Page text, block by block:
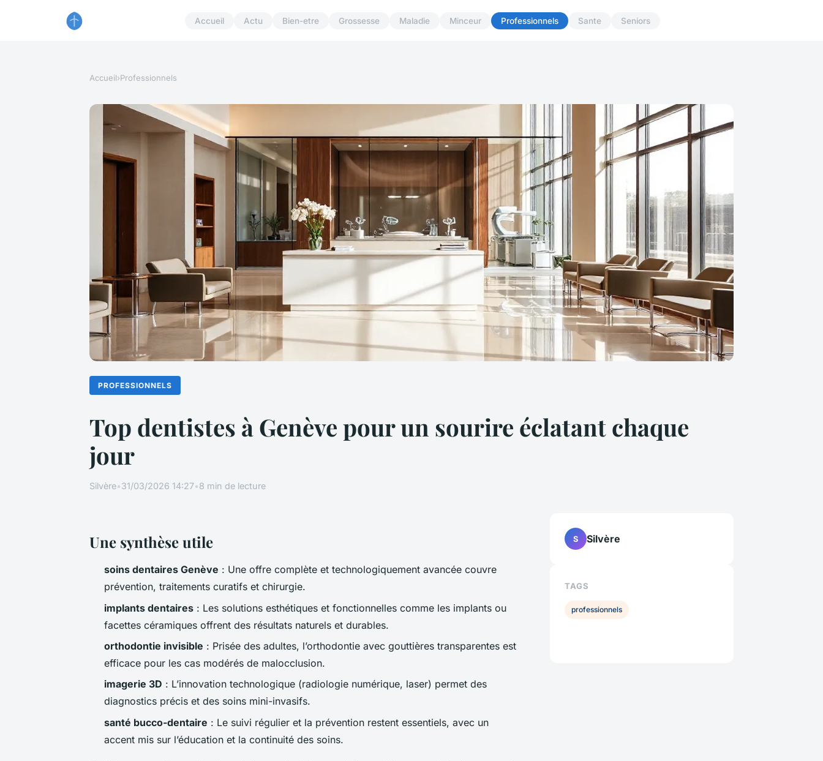
Accueil Actu Bien-etre Grossesse Maladie Minceur Professionnels Sante Seniors
Accueil›Professionnels
PROFESSIONNELS
Top dentistes à Genève pour un sourire éclatant chaque
jour
Silvère•31/03/2026 14:27•8 min de lecture
Une synthèse utile
soins dentaires Genève : Une offre complète et technologiquement avancée couvre
prévention, traitements curatifs et chirurgie.
implants dentaires : Les solutions esthétiques et fonctionnelles comme les implants ou
facettes céramiques offrent des résultats naturels et durables.
orthodontie invisible : Prisée des adultes, l’orthodontie avec gouttières transparentes est
efficace pour les cas modérés de malocclusion.
imagerie 3D : L’innovation technologique (radiologie numérique, laser) permet des
diagnostics précis et des soins mini-invasifs.
santé bucco-dentaire : Le suivi régulier et la prévention restent essentiels, avec un
accent mis sur l’éducation et la continuité des soins.
S Silvère
TAGS
professionnels